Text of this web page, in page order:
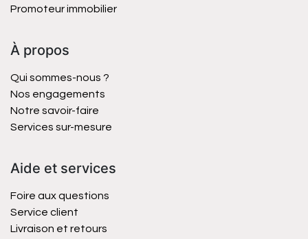
Promoteur immobilier
À propos
Qui sommes-nous ?
Nos engagements
Notre savoir-faire
Services sur-mesure
Aide et services
Foire aux questions
Service client
Livraison et retours